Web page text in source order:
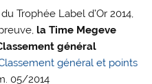
Trophée Label d’Or 2014,
la Time Megeve
général
général et points
05/2014